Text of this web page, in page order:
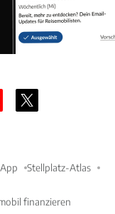
Stellplatz-Atlas
finanzieren